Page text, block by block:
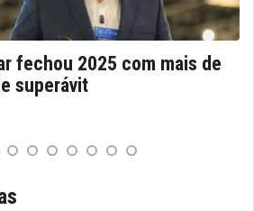
fechou 2025 com mais de
superávit